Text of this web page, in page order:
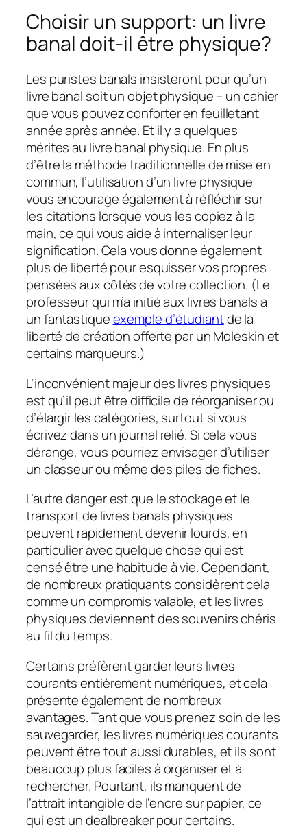
Choisir un support: un livre
banal doit-il être physique?
Les puristes banals insisteront pour qu’un
livre banal soit un objet physique – un cahier
que vous pouvez conforter en feuilletant
année après année. Et il y a quelques
mérites au livre banal physique. En plus
d’être la méthode traditionnelle de mise en
commun, l’utilisation d’un livre physique
vous encourage également à réfléchir sur
les citations lorsque vous les copiez à la
main, ce qui vous aide à internaliser leur
signification. Cela vous donne également
plus de liberté pour esquisser vos propres
pensées aux côtés de votre collection. (Le
professeur qui m’a initié aux livres banals a
un fantastiqueexemple d’étudiantde la
liberté de création offerte par un Moleskin et
certains marqueurs.)
L’inconvénient majeur des livres physiques
est qu’il peut être difficile de réorganiser ou
d’élargir les catégories, surtout si vous
écrivez dans un journal relié. Si cela vous
dérange, vous pourriez envisager d’utiliser
un classeur ou même des piles de fiches.
L’autre danger est que le stockage et le
transport de livres banals physiques
peuvent rapidement devenir lourds, en
particulier avec quelque chose qui est
censé être une habitude à vie. Cependant,
de nombreux pratiquants considèrent cela
comme un compromis valable, et les livres
physiques deviennent des souvenirs chéris
au fil du temps.
Certains préfèrent garder leurs livres
courants entièrement numériques, et cela
présente également de nombreux
avantages. Tant que vous prenez soin de les
sauvegarder, les livres numériques courants
peuvent être tout aussi durables, et ils sont
beaucoup plus faciles à organiser et à
rechercher. Pourtant, ils manquent de
l’attrait intangible de l’encre sur papier, ce
qui est un dealbreaker pour certains.